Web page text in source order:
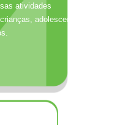
atividades
adolescentes e